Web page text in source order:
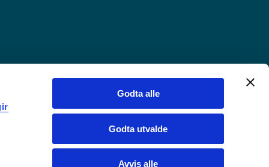
Godta alle
Godta utvalde
Avvis alle